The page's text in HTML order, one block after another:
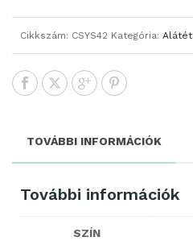
Cikkszám: CSYS42 Kategória: Alátét
TOVÁBBI INFORMÁCIÓK
További információk
SZÍN